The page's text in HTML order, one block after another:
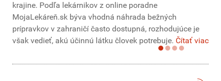
krajine. Podľa lekárnikov z online poradne
MojaLekáreň.sk býva vhodná náhrada bežných
prípravkov v zahraničí často dostupná, rozhodujúce je
však vedieť, akú účinnú látku človek potrebuje. Čítať viac